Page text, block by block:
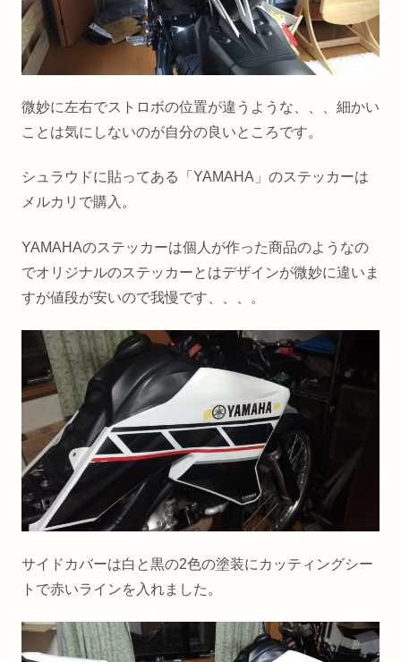
微妙に左右でストロボの位置が違うような、、、細かい
ことは気にしないのが自分の良いところです。
シュラウドに貼ってある「YAMAHA」のステッカーは
メルカリで購入。
YAMAHAのステッカーは個人が作った商品のようなの
でオリジナルのステッカーとはデザインが微妙に違いま
すが値段が安いので我慢です、、、。
サイドカバーは白と黒の2色の塗装にカッティングシー
トで赤いラインを入れました。